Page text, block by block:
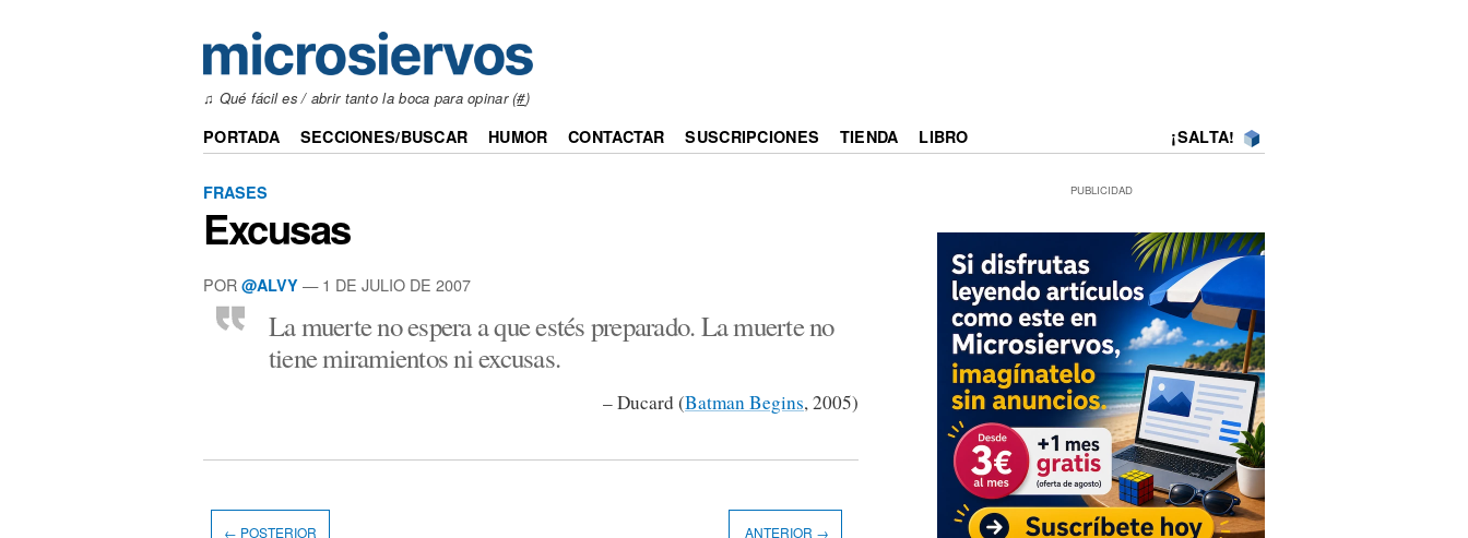
♫ Qué fácil es / abrir tanto la boca para opinar (#)
PORTADA SECCIONES/BUSCAR HUMOR CONTACTAR SUSCRIPCIONES TIENDA LIBRO ¡SALTA!
FRASES
Excusas
POR @ALVY — 1 DE JULIO DE 2007
La muerte no espera a que estés preparado. La muerte no
tiene miramientos ni excusas.
– Ducard (Batman Begins, 2005)
PUBLICIDAD
← POSTERIOR ANTERIOR →